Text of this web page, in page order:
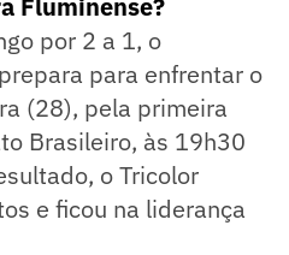
por 2 a 1, o
para enfrentar o
(28), pela primeira
Brasileiro, às 19h30
o Tricolor
e ficou na liderança